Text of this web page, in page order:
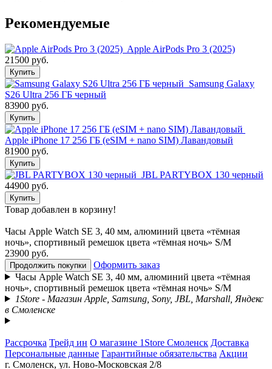
Рекомендуемые
Apple AirPods Pro 3 (2025)
21500 руб.
Купить
Samsung Galaxy
S26 Ultra 256 ГБ черный
83900 руб.
Купить
Apple iPhone 17 256 ГБ (eSIM + nano SIM) Лавандовый
81900 руб.
Купить
JBL PARTYBOX 130 черный
44900 руб.
Купить
Товар добавлен в корзину!
Часы Apple Watch SE 3, 40 мм, алюминий цвета «тёмная
ночь», спортивный ремешок цвета «тёмная ночь» S/M
23900 руб.
Продолжить покупки
Оформить заказ
Часы Apple Watch SE 3, 40 мм, алюминий цвета «тёмная
ночь», спортивный ремешок цвета «тёмная ночь» S/M
1Store - Магазин Apple, Samsung, Sony, JBL, Marshall, Яндекс
в Смоленске
Рассрочка Трейд ин О магазине 1Store Смоленск Доставка
Персональные данные Гарантийные обязательства Акции
г. Смоленск, ул. Ново-Московская 2/8